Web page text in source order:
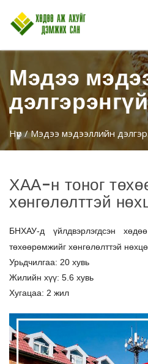
Мэдээ
дэлгэрэнгүй
Нүүр/ Мэдээ мэдээллийн
ХАА-н тоног
хөнгөлөлттэй
БНХАУ-д үйлдвэрлэгдсэн
төхөөрөмжийг хөнгөлөлттэй
Урьдчилгаа: 20 хувь
Жилийн хүү: 5.6 хувь
Хугацаа: 2 жил